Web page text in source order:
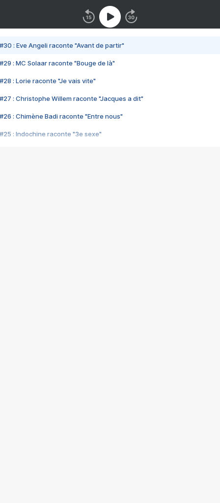
#30 : Eve Angeli raconte "Avant de partir"
#29 : MC Solaar raconte "Bouge de là"
#28 : Lorie raconte "Je vais vite"
#27 : Christophe Willem raconte "Jacques a dit"
#26 : Chimène Badi raconte "Entre nous"
#25 : Indochine raconte "3e sexe"